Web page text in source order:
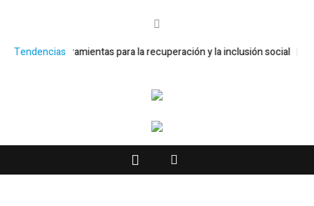
Tendenciaspara la recuperación y la inclusión social Arranca “A la